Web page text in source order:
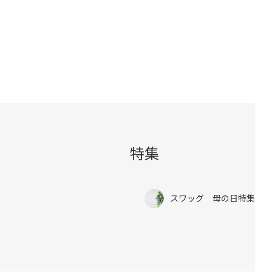
特集
スワッグ 母の日特集